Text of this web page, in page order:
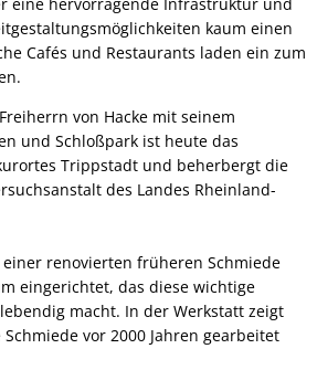
kaum einen
Cafés und Restaurants laden ein zum
von Hacke mit seinem
und Schloßpark ist heute das
Trippstadt und beherbergt die
des Landes Rheinland-
renovierten früheren Schmiede
eingerichtet, das diese wichtige
macht. In der Werkstatt zeigt
vor 2000 Jahren gearbeitet